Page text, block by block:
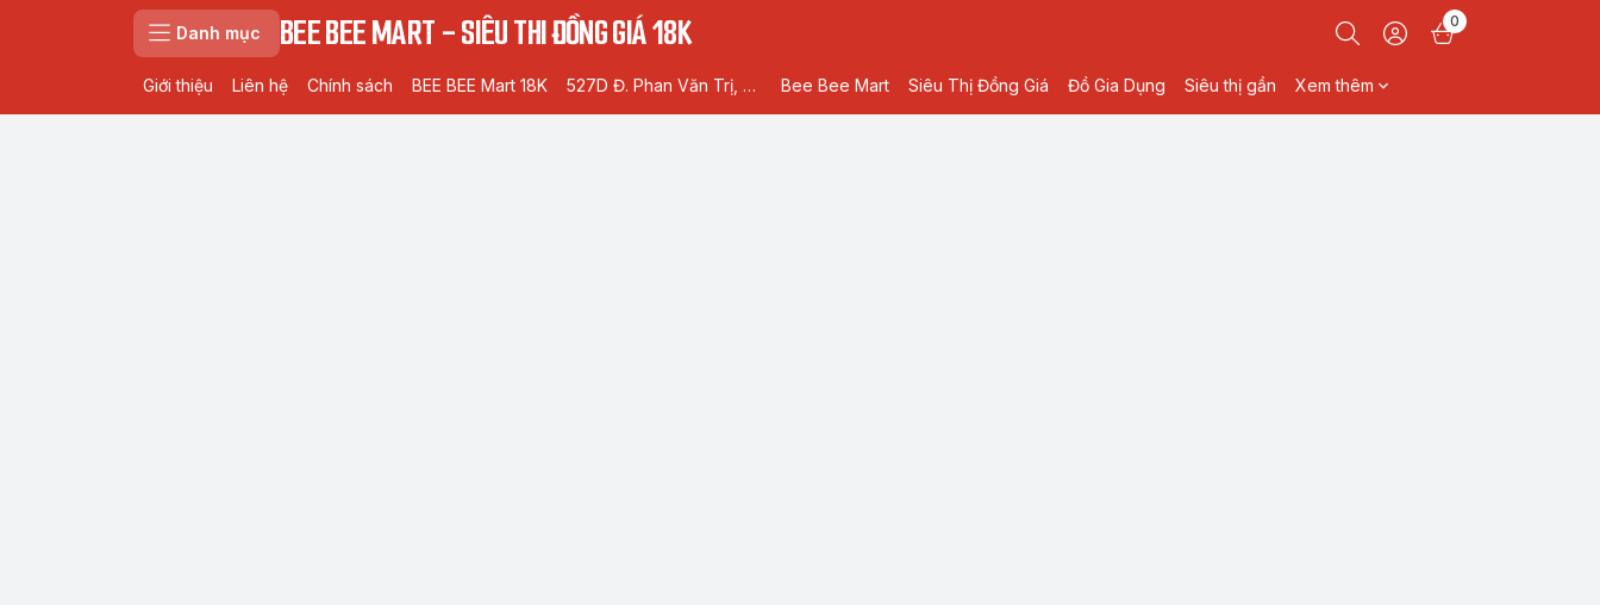
Danh mục BEE BEE MART - SIÊU THI ĐỒNG GIÁ 18K 0
Giới thiệu Liên hệ Chính sách BEE BEE Mart 18K 527D Đ. Phan Văn Trị, Phường 5, Gò Vấp, Hồ Chí Minh Bee Bee Mart Siêu Thị Đồng Giá Đồ Gia Dụng Siêu thị gần Xem thêm